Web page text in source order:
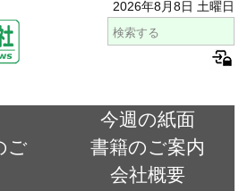
2026年8月8日 土曜日
今週の紙面
ご
書籍のご案内
会社概要